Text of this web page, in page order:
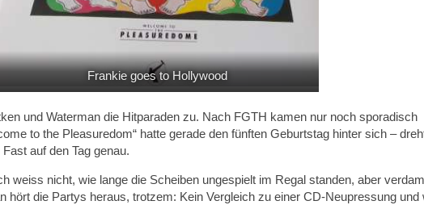
Frankie goes to Hollywood
und Waterman die Hitparaden zu. Nach FGTH kamen nur noch sporadisch
to the Pleasuredom“ hatte gerade den fünften Geburtstag hinter sich –
auf den Tag genau.
weiss nicht, wie lange die Scheiben ungespielt im Regal standen, aber
hört die Partys heraus, trotzem: Kein Vergleich zu einer CD-Neupressung und